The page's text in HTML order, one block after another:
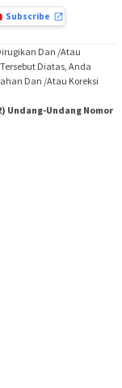
Subscribe
Dan /Atau
Diatas, Anda
Dan /Atau Koreksi
Undang-Undang Nomor